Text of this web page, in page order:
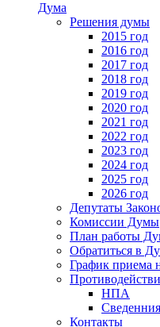
Дума
Решения думы
2015 год
2016 год
2017 год
2018 год
2019 год
2020 год
2021 год
2022 год
2023 год
2024 год
2025 год
2026 год
Депутаты
Комиссии Думы
План работы
Обратиться в
График приема
НПА
Контакты